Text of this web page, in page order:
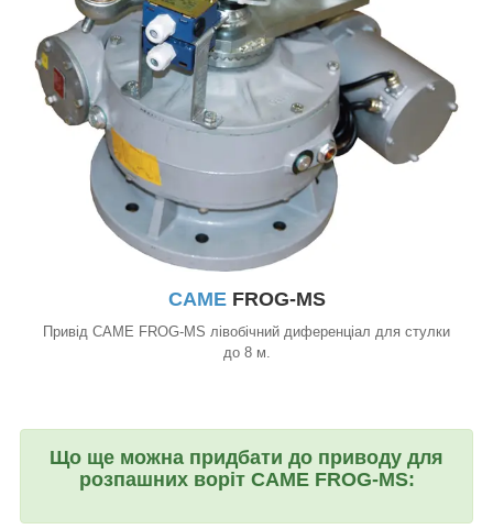
CAMEFROG-MS
Привід CAME FROG-MS лівобічний диференціал для стулки
до 8 м.
Що ще можна придбати до приводу для
розпашних воріт CAME FROG-MS: